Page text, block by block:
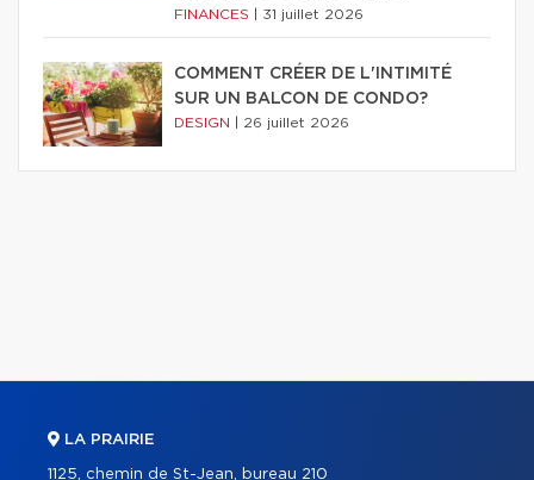
FINANCES 31 juillet 2026
COMMENT CRÉER DE L'INTIMITÉ
SUR UN BALCON DE CONDO?
DESIGN 26 juillet 2026
LA PRAIRIE
1125, chemin de St-Jean, bureau 210